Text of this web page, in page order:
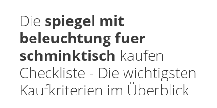
Die spiegel mit
beleuchtung fuer
schminktisch kaufen
Checkliste - Die wichtigsten
Kaufkriterien im Überblick